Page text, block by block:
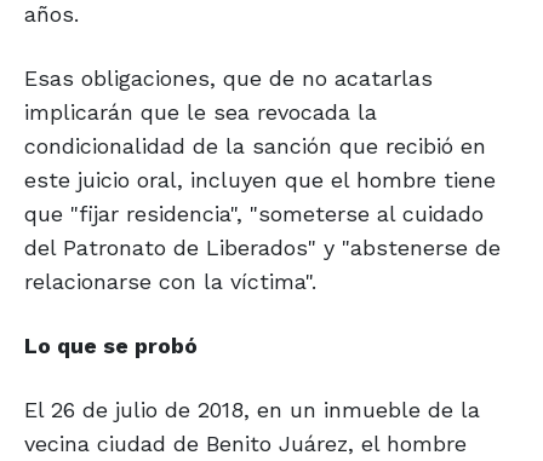
años.
Esas obligaciones, que de no acatarlas
implicarán que le sea revocada la
condicionalidad de la sanción que recibió en
este juicio oral, incluyen que el hombre tiene
que "fijar residencia", "someterse al cuidado
del Patronato de Liberados" y "abstenerse de
relacionarse con la víctima".
Lo que se probó
El 26 de julio de 2018, en un inmueble de la
vecina ciudad de Benito Juárez, el hombre